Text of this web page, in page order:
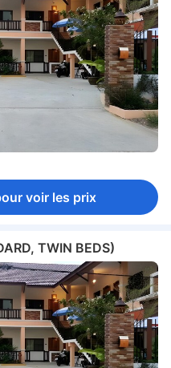
voir les prix
TWIN BEDS)